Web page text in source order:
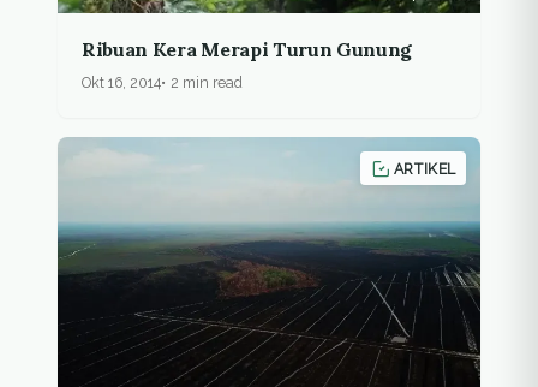
Ribuan Kera Merapi Turun Gunung
Okt 16, 2014 2 min read
ARTIKEL